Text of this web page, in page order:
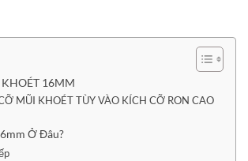
16MM
MŨI KHOÉT TÙY VÀO KÍCH CỠ RON CAO
Ở Đâu?